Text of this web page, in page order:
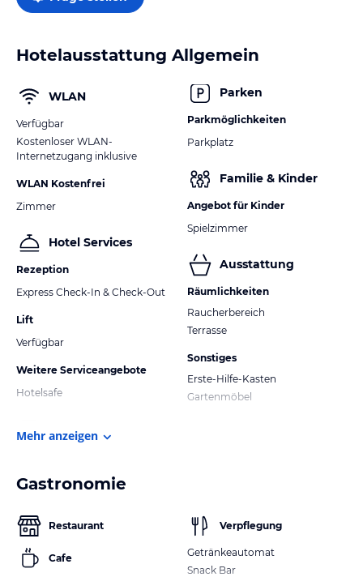
Hotelausstattung Allgemein
WLAN
Verfügbar
Kostenloser WLAN-
Internetzugang inklusive
WLAN Kostenfrei
Zimmer
Hotel Services
Rezeption
Express Check-In & Check-Out
Lift
Verfügbar
Weitere Serviceangebote
Hotelsafe
Parken
Parkmöglichkeiten
Parkplatz
Familie & Kinder
Angebot für Kinder
Spielzimmer
Ausstattung
Räumlichkeiten
Raucherbereich
Terrasse
Sonstiges
Erste-Hilfe-Kasten
Gartenmöbel
Mehr anzeigen
Gastronomie
Restaurant
Cafe
Verpflegung
Getränkeautomat
Snack Bar